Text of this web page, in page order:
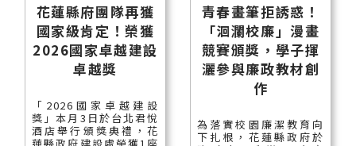
花蓮縣府團隊再獲
國家級肯定！榮獲
2026國家卓越建設
卓越獎
「2026國家卓越建設
獎」本月3日於台北君悅
酒店舉行頒獎典禮，花
青春畫筆拒誘惑！
「洄瀾校廉」漫畫
競賽頒獎，學子揮
灑參與廉政教材創
作
為落實校園廉潔教育向
下扎根，花蓮縣政府於